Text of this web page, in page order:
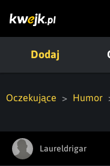
Dodaj
Oczekujące Humor
Laureldrigar